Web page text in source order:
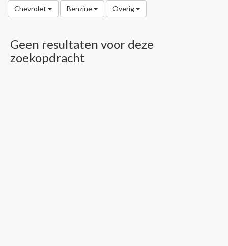
Chevrolet Benzine Overig
Geen resultaten voor deze
zoekopdracht